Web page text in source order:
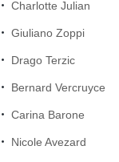
Charlotte Julian
Giuliano Zoppi
Drago Terzic
Bernard Vercruyce
Carina Barone
Nicole Avezard